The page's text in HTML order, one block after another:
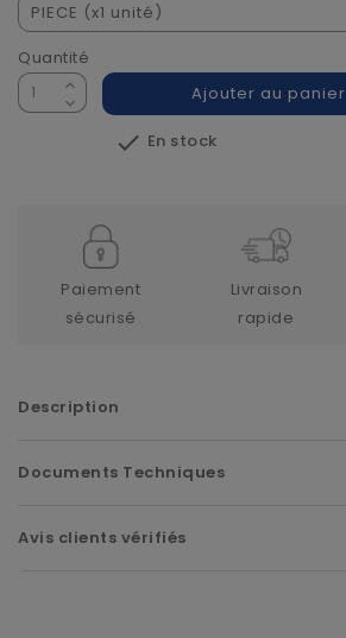
Quantité
Ajouter au panier
 En stock
Paiement
sécurisé
Livraison
rapide
Description
Documents Techniques
Avis clients vérifiés